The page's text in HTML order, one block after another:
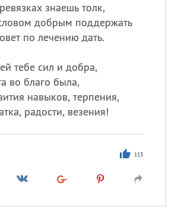
знаешь толк,
добрым поддержать
по лечению дать.
тебе сил и добра,
во благо была,
навыков, терпения,
радости, везения!
113